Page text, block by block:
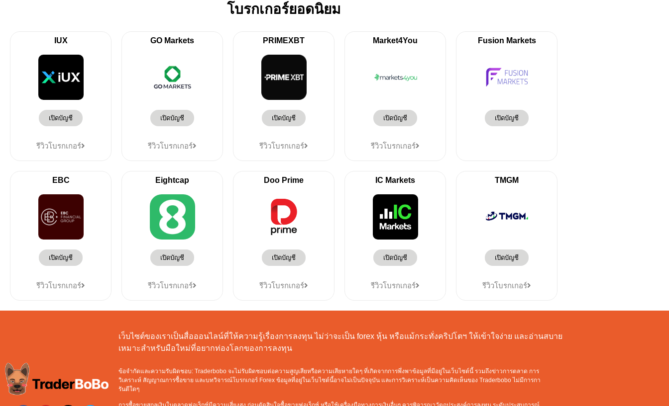
โบรกเกอร์ยอดนิยม
IUX
เปิดบัญชี
รีวิวโบรกเกอร์
GO Markets
เปิดบัญชี
รีวิวโบรกเกอร์
PRIMEXBT
เปิดบัญชี
รีวิวโบรกเกอร์
Market4You
เปิดบัญชี
รีวิวโบรกเกอร์
Fusion Markets
เปิดบัญชี
EBC
เปิดบัญชี
รีวิวโบรกเกอร์
Eightcap
เปิดบัญชี
รีวิวโบรกเกอร์
Doo Prime
เปิดบัญชี
รีวิวโบรกเกอร์
IC Markets
เปิดบัญชี
รีวิวโบรกเกอร์
TMGM
เปิดบัญชี
รีวิวโบรกเกอร์
เว็บไซต์ของเราเป็นสื่อออนไลน์ที่ให้ความรู้เรื่องการลงทุน ไม่ว่าจะเป็น forex หุ้น หรือแม้กระทั่งคริปโตฯ ให้เข้าใจง่าย และอ่านสบาย
เหมาะสำหรับมือใหม่ที่อยากท่องโลกของการลงทุน
ข้อจำกัดและความรับผิดชอบ: Traderbobo จะไม่รับผิดชอบต่อความสูญเสียหรือความเสียหายใดๆ ที่เกิดจากการพึ่งพาข้อมูลที่มีอยู่ในเว็บไซต์นี้ รวมถึงข่าวการตลาด การ
วิเคราะห์ สัญญาณการซื้อขาย และบทวิจารณ์โบรกเกอร์ Forex ข้อมูลที่อยู่ในเว็บไซต์นี้อาจไม่เป็นปัจจุบัน และการวิเคราะห์เป็นความคิดเห็นของ Traderbobo ไม่มีการกา
รันตีใดๆ